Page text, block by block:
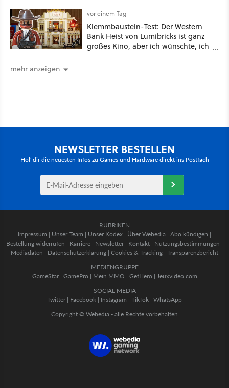
vor einem Tag
Klemmbaustein-Test: Der Western
Bank Heist von Lumibricks ist ganz
großes Kino, aber ich wünschte, ich
mehr anzeigen
NEWSLETTER BESTELLEN
Hol' dir die neuesten Infos zu Games und Hardware direkt ins Postfach
RUBRIKEN
Impressum | Unser Team | Unser Kodex | Über Webedia | Abo kündigen |
Bestellung widerrufen | Karriere | Newsletter | Kontakt | Nutzungsbestimmungen |
Mediadaten | Datenschutzerklärung | Cookies & Tracking | Transparenzbericht
MEDIENGRUPPE
GameStar| GamePro | Mein MMO | GetHero | Jeuxvideo.com
SOCIAL MEDIA
Twitter | Facebook | Instagram | TikTok | WhatsApp
Copyright © Webedia - alle Rechte vorbehalten